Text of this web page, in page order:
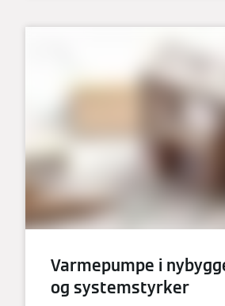
Varmepumpe i
og systemstyrker